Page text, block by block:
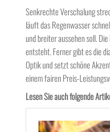
Senkrechte Verschalung
läuft das Regenwasser
und breiter aussehen soll.
entsteht. Ferner gibt es die
Optik und setzt schöne
einem fairen Preis-
Lesen Sie auch folgende